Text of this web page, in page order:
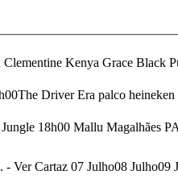
Kenya Grace Black
Driver Era palco
18h00 Mallu Magalhães
Ver Cartaz 07 Julho08 Julho09